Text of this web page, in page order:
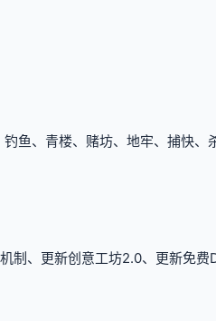
鱼、青楼、赌坊、地牢、捕快、
制、更新创意工坊2.0、更新免费